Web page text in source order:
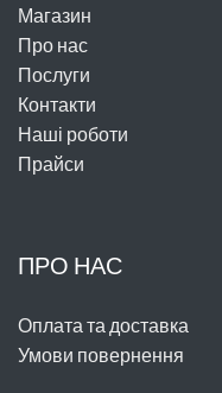
Магазин
Про нас
Послуги
Контакти
Наші роботи
Прайси
ПРО НАС
Оплата та доставка
Умови повернення